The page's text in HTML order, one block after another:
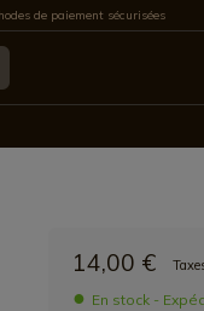
de paiement sécurisées
14,00 €
En stock -